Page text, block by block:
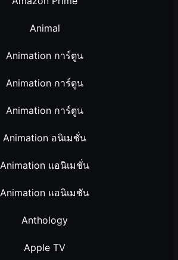
Animal
Animation การ์ตูน
Animation การ์ตูน
Animation การ์ตูน
Animation อนิเมชั่น
Animation แอนิเมชั่น
Animation แอนิเมชัน
Anthology
Apple TV